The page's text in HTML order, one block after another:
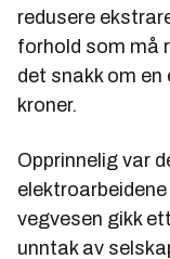
redusere
forhold som må
det snakk om
kroner.
Opprinnelig var
vegvesen gikk
unntak av